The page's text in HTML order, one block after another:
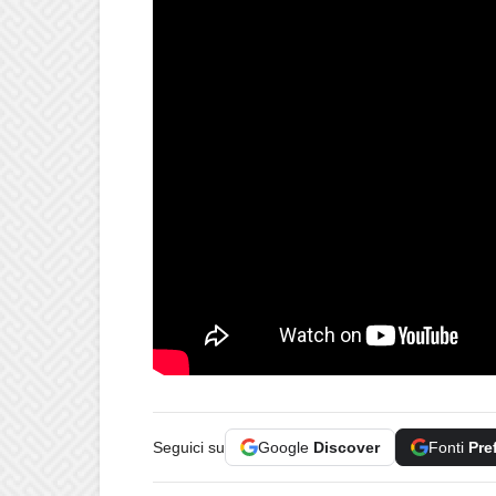
Seguici su Google Discover Fonti